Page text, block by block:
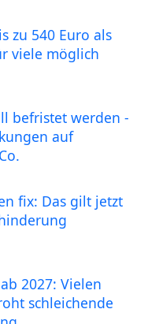
zu 540 Euro als
viele möglich
befristet werden -
auf
fix: Das gilt jetzt
2027: Vielen
schleichende